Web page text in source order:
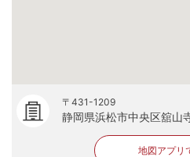
〒431-1209
静岡県浜松市中央区舘山
地図アプリ